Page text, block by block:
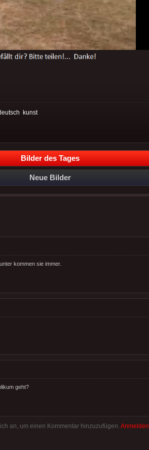
kunst
Bilder des Tages
Neue Bilder
kommen sie immer.
geht?
an, um einen Kommentar hinzuzufügen. Anmelden